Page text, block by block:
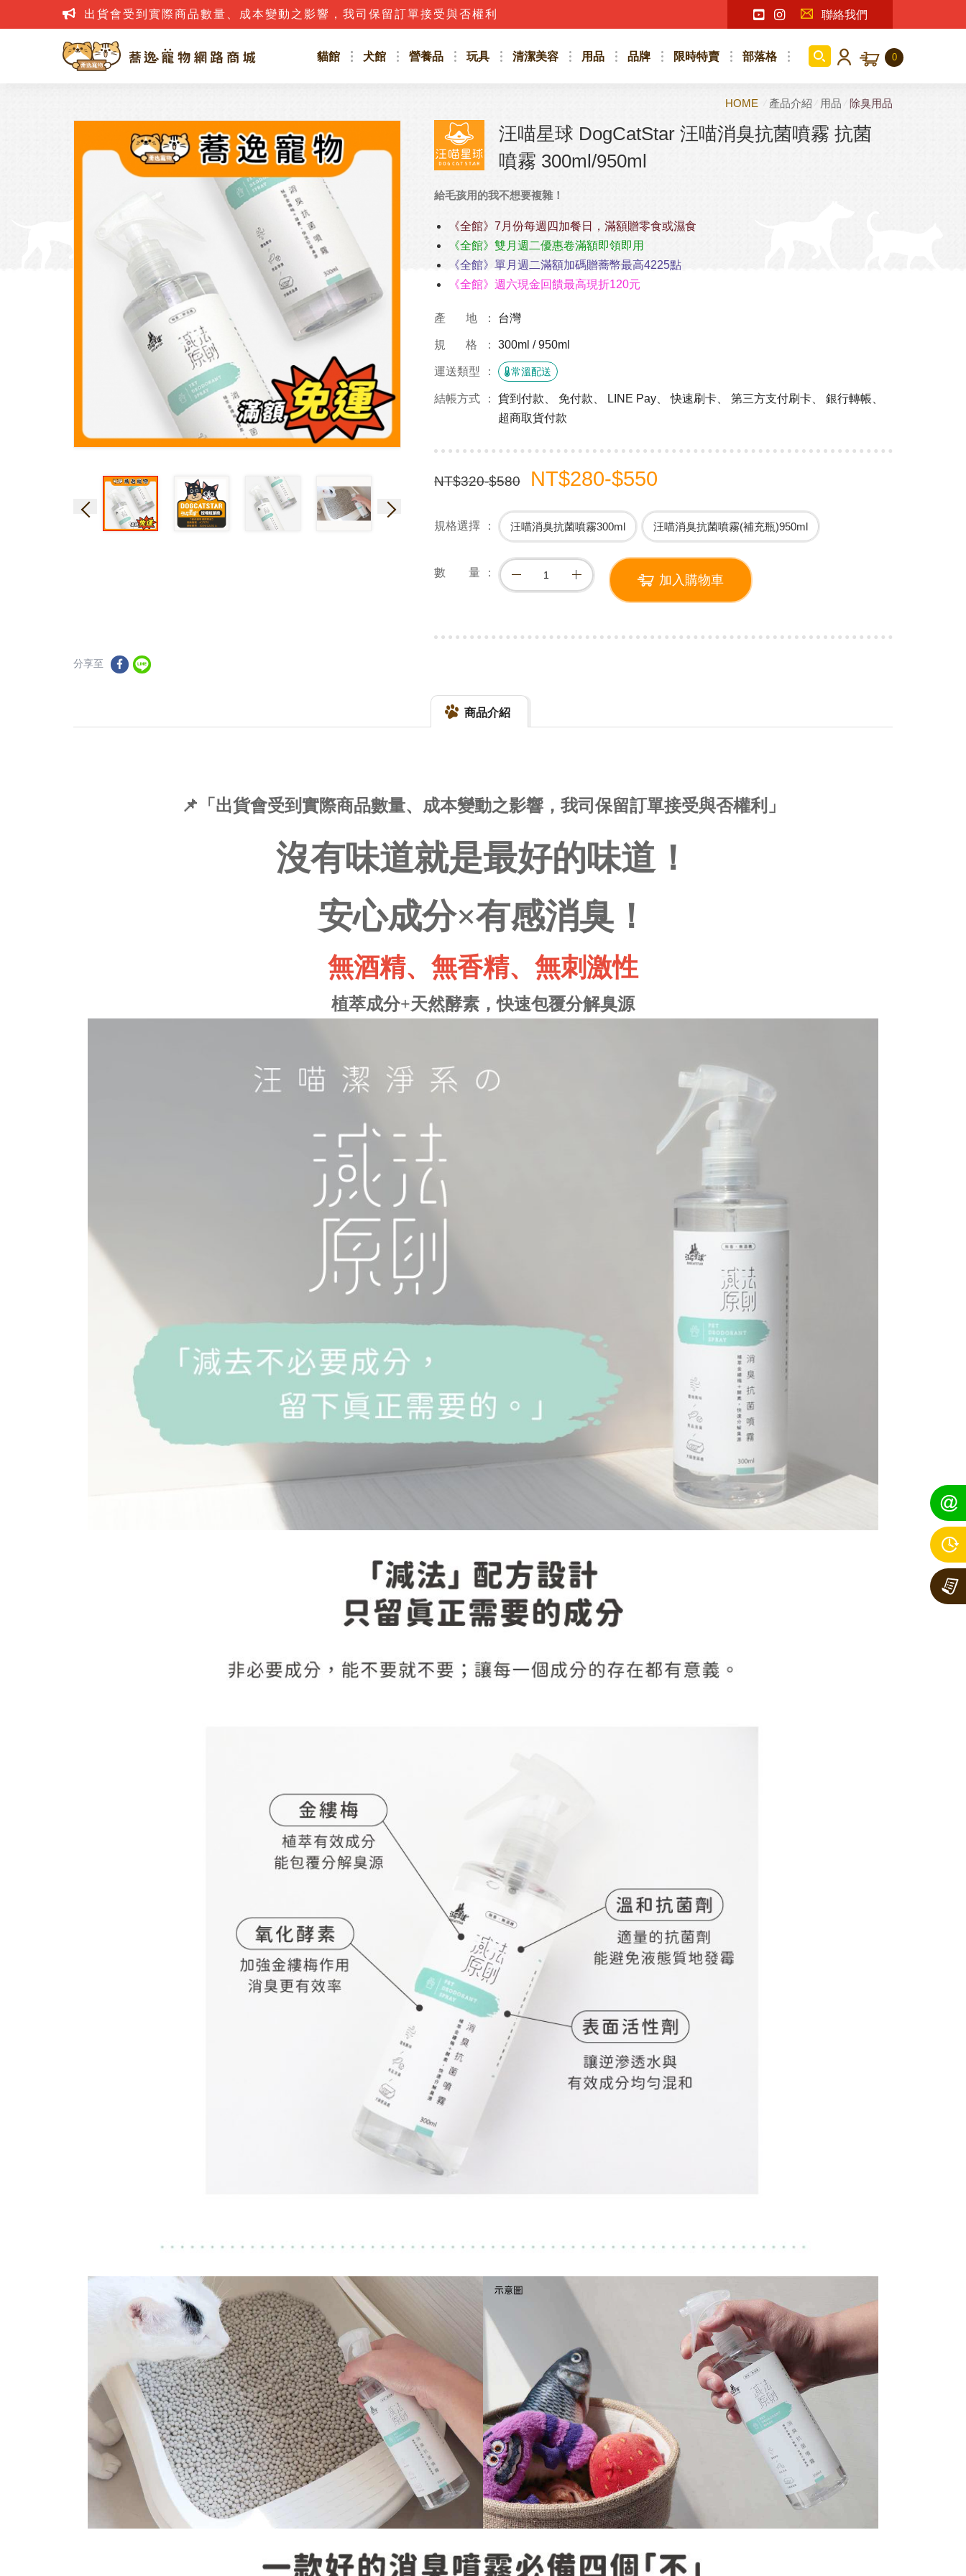
網路詐騙案件層出不窮，若接到疑似詐騙電話，應立即撥打165防詐騙專線或詢問客服人員唷!! 聯絡我們
貓館 犬館 營養品 玩具 清潔美容 用品 品牌 限時特賣 部落格 0
HOME 產品介紹 用品 除臭用品
汪喵星球 DogCatStar 汪喵消臭抗菌噴霧 抗菌
噴霧 300ml/950ml
給毛孩用的我不想要複雜！
《全館》7月份每週四加餐日，滿額贈零食或濕食
《全館》雙月週二優惠卷滿額即領即用
《全館》單月週二滿額加碼贈蕎幣最高4225點
《全館》週六現金回饋最高現折120元
產 地 台灣
規 格 300ml / 950ml
運送類型 常溫配送
結帳方式
貨到付款、 免付款、 LINE Pay、 快速刷卡、 第三方支付刷卡、 銀行轉帳、
超商取貨付款
NT$320-$580 NT$280-$550
規格選擇 汪喵消臭抗菌噴霧300ml 汪喵消臭抗菌噴霧(補充瓶)950ml
數 量
加入購物車
分享至
商品介紹
📌「出貨會受到實際商品數量、成本變動之影響，我司保留訂單接受與否權利」
沒有味道就是最好的味道！
安心成分×有感消臭！
無酒精、無香精、無刺激性
植萃成分+天然酵素，快速包覆分解臭源